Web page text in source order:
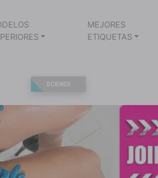
MEJORES
ETIQUETAS
SCENES